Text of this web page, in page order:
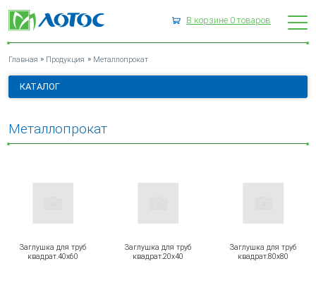
В корзине 0товаров
МЕТАЛЛОПРОКАТ
Главная » Продукция » Металлопрокат
КАТАЛОГ
Металлопрокат
Заглушка для труб
квадрат.40х60
Заглушка для труб
квадрат.20х40
Заглушка для труб
квадрат.80х80